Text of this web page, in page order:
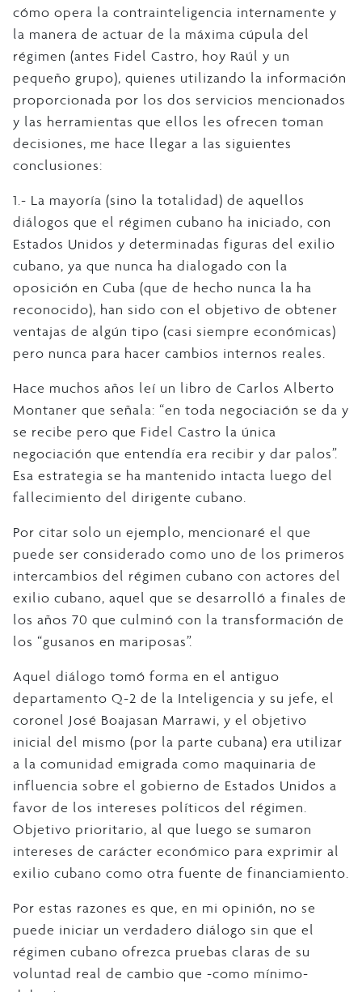
cómo opera la contrainteligencia internamente y
la manera de actuar de la máxima cúpula del
régimen (antes Fidel Castro, hoy Raúl y un
pequeño grupo), quienes utilizando la información
proporcionada por los dos servicios mencionados
y las herramientas que ellos les ofrecen toman
decisiones, me hace llegar a las siguientes
conclusiones:
1.- La mayoría (sino la totalidad) de aquellos
diálogos que el régimen cubano ha iniciado, con
Estados Unidos y determinadas figuras del exilio
cubano, ya que nunca ha dialogado con la
oposición en Cuba (que de hecho nunca la ha
reconocido), han sido con el objetivo de obtener
ventajas de algún tipo (casi siempre económicas)
pero nunca para hacer cambios internos reales.
Hace muchos años leí un libro de Carlos Alberto
Montaner que señala: “en toda negociación se da y
se recibe pero que Fidel Castro la única
negociación que entendía era recibir y dar palos”.
Esa estrategia se ha mantenido intacta luego del
fallecimiento del dirigente cubano.
Por citar solo un ejemplo, mencionaré el que
puede ser considerado como uno de los primeros
intercambios del régimen cubano con actores del
exilio cubano, aquel que se desarrolló a finales de
los años 70 que culminó con la transformación de
los “gusanos en mariposas”.
Aquel diálogo tomó forma en el antiguo
departamento Q-2 de la Inteligencia y su jefe, el
coronel José Boajasan Marrawi, y el objetivo
inicial del mismo (por la parte cubana) era utilizar
a la comunidad emigrada como maquinaria de
influencia sobre el gobierno de Estados Unidos a
favor de los intereses políticos del régimen.
Objetivo prioritario, al que luego se sumaron
intereses de carácter económico para exprimir al
exilio cubano como otra fuente de financiamiento.
Por estas razones es que, en mi opinión, no se
puede iniciar un verdadero diálogo sin que el
régimen cubano ofrezca pruebas claras de su
voluntad real de cambio que -como mínimo-